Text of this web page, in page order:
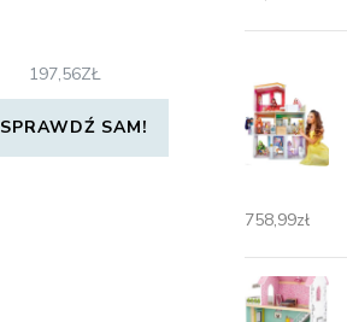
197,56ZŁ
SPRAWDŹ SAM!
758,99zł